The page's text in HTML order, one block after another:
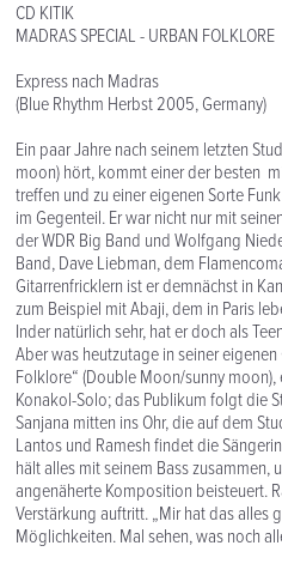
CD KITIK
MADRAS SPECIAL - URBAN FOLKLORE
Express nach Madras
(Blue Rhythm Herbst 2005, Germany)
Ein paar Jahre nach seinem letzten
moon) hört, kommt einer der besten
treffen und zu einer eigenen Sorte
im Gegenteil. Er war nicht nur mit
der WDR Big Band und Wolfgang
Band, Dave Liebman, dem
Gitarrenfricklern ist er demnächst in
zum Beispiel mit Abaji, dem in Paris
Inder natürlich sehr, hat er doch als
Aber was heutzutage in seiner
Folklore“ (Double Moon/sunny
Konakol-Solo; das Publikum folgt die
Sanjana mitten ins Ohr, die auf dem
Lantos und Ramesh findet die
hält alles mit seinem Bass
angenäherte Komposition beisteuert.
Verstärkung auftritt. „Mir hat das alles
Möglichkeiten. Mal sehen, was noch